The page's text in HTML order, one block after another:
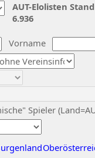
Vorname
Spieler
AUT-Elolisten
6.936